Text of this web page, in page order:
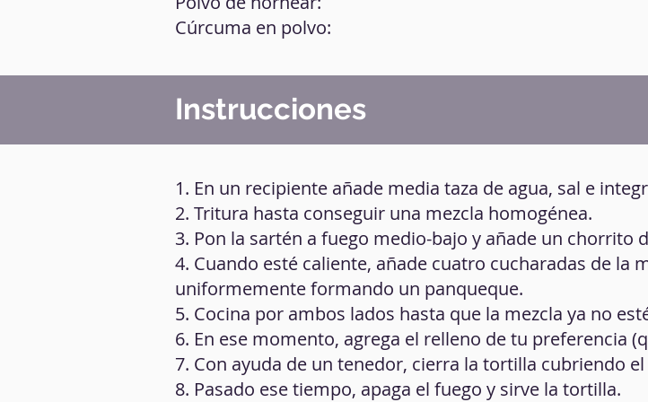
Cúrcuma en polvo:
Instrucciones
1. En un recipiente añade media taza de agua, sal e
2. Tritura hasta conseguir una mezcla homogénea.
3. Pon la sartén a fuego medio-bajo y añade un chorrito
4. Cuando esté caliente, añade cuatro cucharadas de la
uniformemente formando un panqueque.
5. Cocina por ambos lados hasta que la mezcla ya no
6. En ese momento, agrega el relleno de tu preferencia
7. Con ayuda de un tenedor, cierra la tortilla cubriendo
8. Pasado ese tiempo, apaga el fuego y sirve la tortilla.